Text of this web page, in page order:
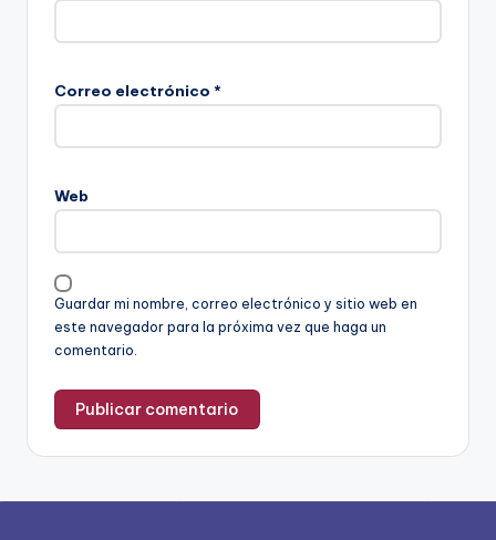
Correo electrónico *
Web
Guardar mi nombre, correo electrónico y sitio web en
este navegador para la próxima vez que haga un
comentario.